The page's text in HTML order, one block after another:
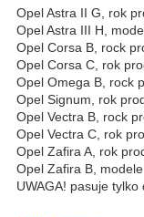
Opel Astra II G, rok
Opel Astra III H,
Opel Corsa B, rock
Opel Corsa C, rok
Opel Omega B, rock
Opel Signum, rok
Opel Vectra B, rock
Opel Vectra C, rok
Opel Zafira A, rok
Opel Zafira B,
UWAGA! pasuje